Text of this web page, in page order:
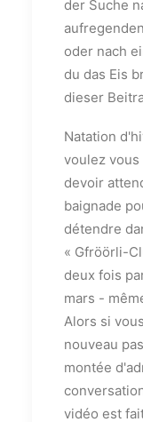
der Suche
oder nach
du das Eis
dieser
Natation
voulez
devoir
baignade
détendre
« Gfröörli-
deux fois
mars -
Alors si
nouveau
montée
vidéo est